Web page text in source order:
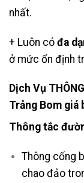
nhất.
+ Luôn có đa
ở mức ổn định
Dịch Vụ
Trảng Bom giá
Thông tắc
Thông cống
chao đảo